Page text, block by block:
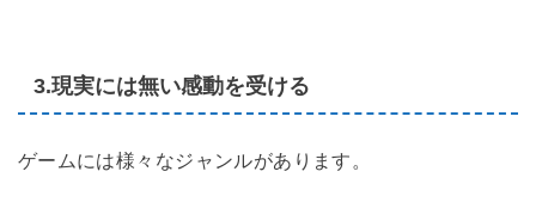
3.現実には無い感動を受ける
ゲームには様々なジャンルがあります。